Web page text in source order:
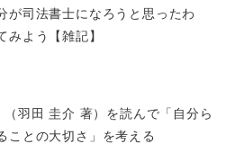
が司法書士になろうと思ったわ
みよう【雑記】
（羽田 圭介 著）を読んで「自分ら
ことの大切さ」を考える